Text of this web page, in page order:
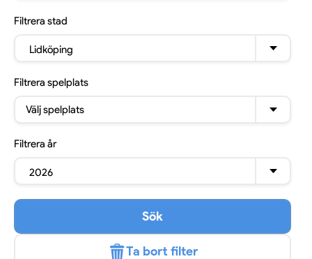
Filtrera stad
Lidköping
Filtrera spelplats
Välj spelplats
Filtrera år
2026
Sök
Ta bort filter